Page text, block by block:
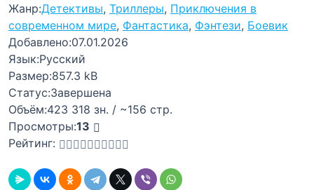
Жанр:Детективы, Триллеры, Приключения в
современном мире, Фантастика, Фэнтези, Боевик
Добавлено:07.01.2026
Язык:Русский
Размер:857.3 kB
Статус:Завершена
Объём:423 318 зн. / ~156 стр.
Просмотры:13
Рейтинг: